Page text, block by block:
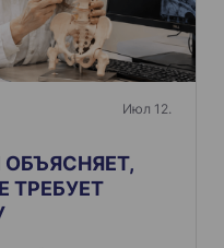
Июл 12.
ТРЕБУЕТ